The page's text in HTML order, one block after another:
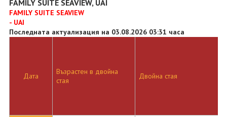
FAMILY SUITE SEAVIEW, UAI
FAMILY SUITE SEAVIEW
- UAI
Последната актуализация на 03.08.2026 03:31 часа
Дата
Възрастен в двойна
стая
Двойна стая